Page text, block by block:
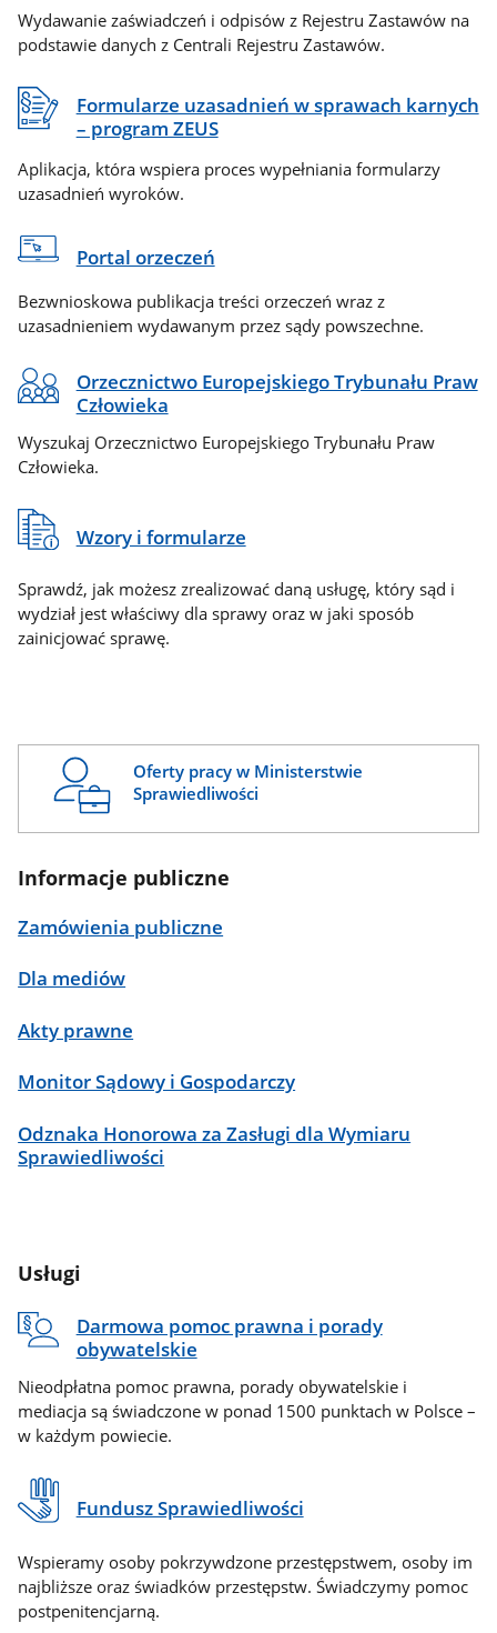
Wydawanie zaświadczeń i odpisów z Rejestru Zastawów na
podstawie danych z Centrali Rejestru Zastawów.
Formularze uzasadnień w sprawach karnych
– program ZEUS
Aplikacja, która wspiera proces wypełniania formularzy
uzasadnień wyroków.
Portal orzeczeń
Bezwnioskowa publikacja treści orzeczeń wraz z
uzasadnieniem wydawanym przez sądy powszechne.
Orzecznictwo Europejskiego Trybunału Praw
Człowieka
Wyszukaj Orzecznictwo Europejskiego Trybunału Praw
Człowieka.
Wzory i formularze
Sprawdź, jak możesz zrealizować daną usługę, który sąd i
wydział jest właściwy dla sprawy oraz w jaki sposób
zainicjować sprawę.
Oferty pracy w Ministerstwie
Sprawiedliwości
Informacje publiczne
Zamówienia publiczne
Dla mediów
Akty prawne
Monitor Sądowy i Gospodarczy
Odznaka Honorowa za Zasługi dla Wymiaru
Sprawiedliwości
Usługi
Darmowa pomoc prawna i porady
obywatelskie
Nieodpłatna pomoc prawna, porady obywatelskie i
mediacja są świadczone w ponad 1500 punktach w Polsce –
w każdym powiecie.
Fundusz Sprawiedliwości
Wspieramy osoby pokrzywdzone przestępstwem, osoby im
najbliższe oraz świadków przestępstw. Świadczymy pomoc
postpenitencjarną.